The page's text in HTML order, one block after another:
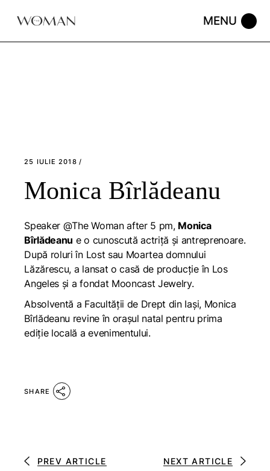
25 IULIE 2018
Monica Bîrlădeanu
Speaker @The Woman after 5 pm, Monica
Bîrlădeanu e o cunoscută actriță și antreprenoare.
După roluri în Lost sau Moartea domnului
Lăzărescu, a lansat o casă de producție în Los
Angeles și a fondat Mooncast Jewelry.
Absolventă a Facultății de Drept din Iași, Monica
Bîrlădeanu revine în orașul natal pentru prima
ediție locală a evenimentului.
SHARE
PREV ARTICLE NEXT ARTICLE